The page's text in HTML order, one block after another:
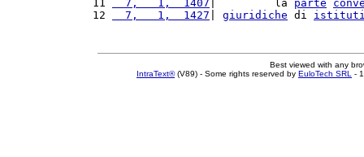
11
  7,   1,  1407
|         la parte
12
  7,   1,  1427
giuridiche di
Best viewed with any
IntraText®(V89) - Some rights reserved by EuloTech SRL -